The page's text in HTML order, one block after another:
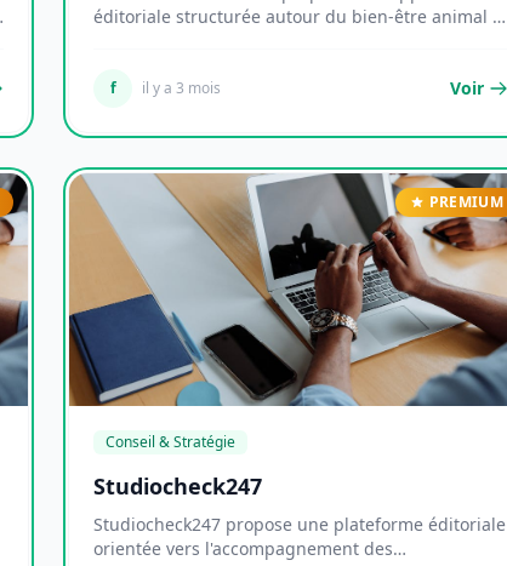
éditoriale structurée autour du bien-être animal et
f il y a 3 mois Voir
PREMIUM
Conseil & Stratégie
Studiocheck247
Studiocheck247 propose une plateforme éditoriale
orientée vers l'accompagnement des